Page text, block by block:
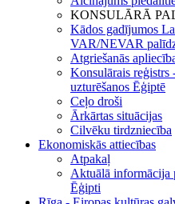
KONSULĀRĀ
Kādos gadījumos
VAR/NEVAR
Atgriešanās
Konsulārais reģistrs
uzturēšanos Ēģiptē
Ceļo droši
Ārkārtas situācijas
Cilvēku tirdzniecība
Ekonomiskās attiecības
Atpakaļ
Aktuālā informācija
Ēģipti